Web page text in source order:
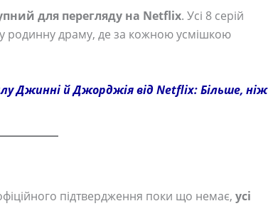
для перегляду на Netflix. Усі 8 серій
родинну драму, де за кожною усмішкою
Джинні й Джорджія від Netflix: Більше, ніж
підтвердження поки що немає, усі